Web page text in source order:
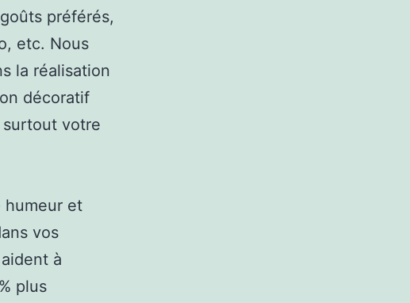
préférés,
etc. Nous
la réalisation
décoratif
votre
humeur et
vos
à
plus